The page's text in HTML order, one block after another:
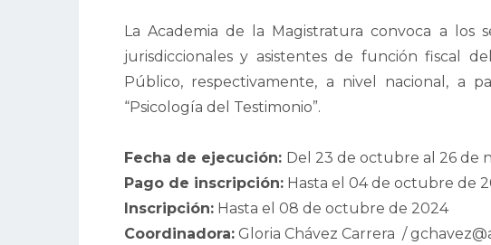
La Academia de la Magistratura convoca a los
jurisdiccionales y asistentes de función fiscal
Público, respectivamente, a nivel nacional, a
“Psicología del Testimonio”.
Fecha de ejecución: Del 23 de octubre al 26 de
Pago de inscripción: Hasta el 04 de octubre de
Inscripción: Hasta el 08 de octubre de 2024
Coordinadora: Gloria Chávez Carrera /